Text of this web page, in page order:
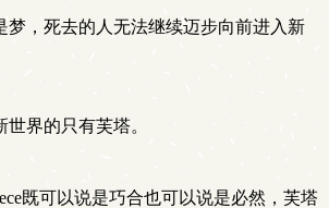
，死去的人无法继续迈步向前进入新
界的只有芙塔。
既可以说是巧合也可以说是必然，芙塔